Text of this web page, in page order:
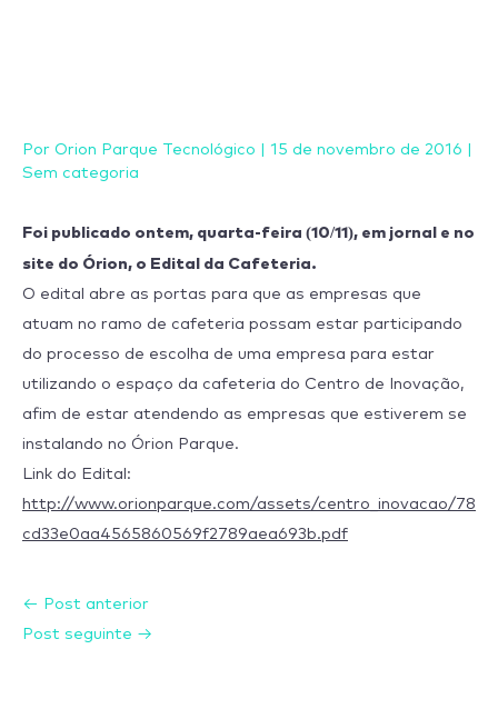
Por Orion Parque Tecnológico | 15 de novembro de 2016 |
Sem categoria
Foi publicado ontem, quarta-feira (10/11), em jornal e no
site do Órion, o Edital da Cafeteria.
O edital abre as portas para que as empresas que
atuam no ramo de cafeteria possam estar participando
do processo de escolha de uma empresa para estar
utilizando o espaço da cafeteria do Centro de Inovação,
afim de estar atendendo as empresas que estiverem se
instalando no Órion Parque.
Link do Edital:
http://www.orionparque.com/assets/centro_inovacao/78
cd33e0aa4565860569f2789aea693b.pdf
← Post anterior
Post seguinte →